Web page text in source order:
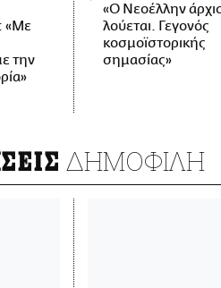
«Με
την
«Ο Νεοέλλην
λούεται. Γεγονός
κοσμοϊστορικής
σημασίας»
ΔΗΜΟΦΙΛΗ